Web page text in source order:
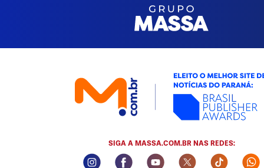
SIGA A MASSA.COM.BR NAS REDES:
Instagram Social Media
Facebook Social Media
Youtube Social Media
Twitter Social
Tiktok